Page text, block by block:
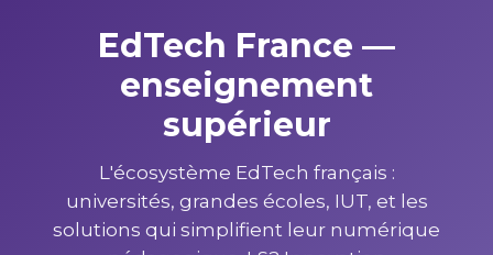
EdTech France —
enseignement
supérieur
L'écosystème EdTech français :
universités, grandes écoles, IUT, et les
solutions qui simplifient leur numérique